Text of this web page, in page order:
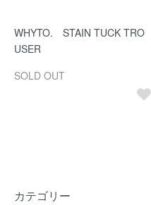
WHYTO. STAIN TUCK TRO
USER
SOLD OUT
カテゴリー